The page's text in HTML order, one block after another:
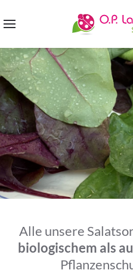
Alle unsere
biologischem als